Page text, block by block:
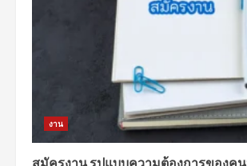
งาน
สมัครงาน รูปแบบความต้องการของค